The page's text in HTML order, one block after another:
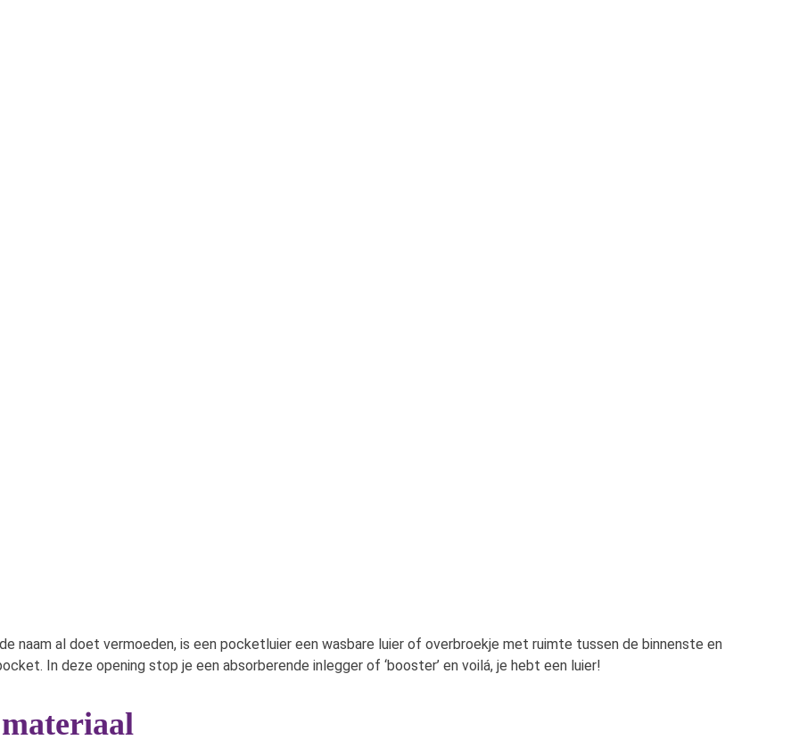
naam al doet vermoeden, is een pocketluier een wasbare luier of overbroekje met ruimte tussen de binnenste en
In deze opening stop je een absorberende inlegger of ‘booster’ en voilá, je hebt een luier!